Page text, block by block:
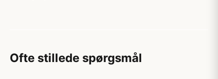
Ofte stillede spørgsmål